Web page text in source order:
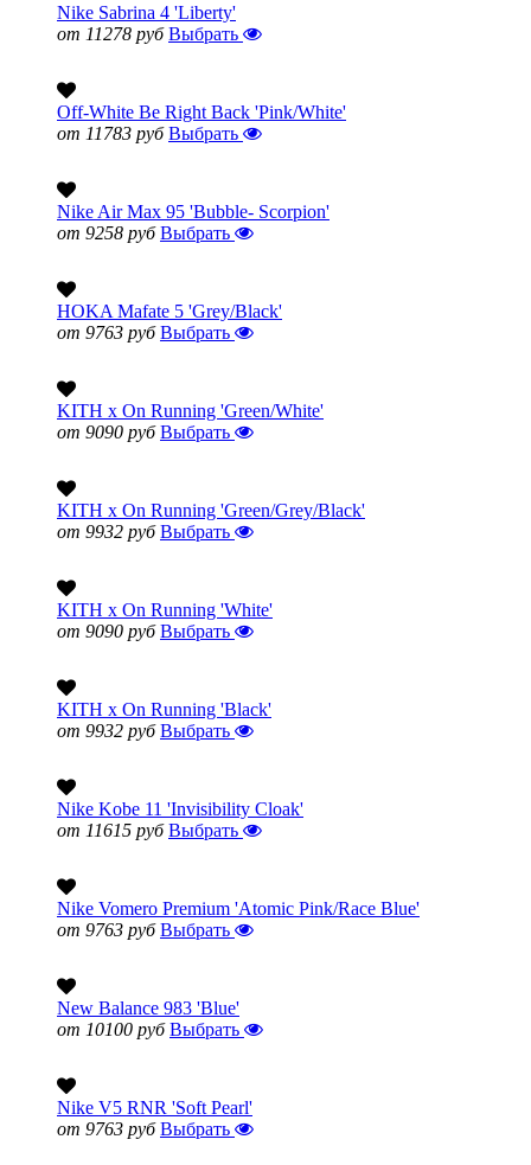
Nike Sabrina 4 'Liberty'
от 11278 руб Выбрать
Off-White Be Right Back 'Pink/White'
от 11783 руб Выбрать
Nike Air Max 95 'Bubble- Scorpion'
от 9258 руб Выбрать
HOKA Mafate 5 'Grey/Black'
от 9763 руб Выбрать
KITH x On Running 'Green/White'
от 9090 руб Выбрать
KITH x On Running 'Green/Grey/Black'
от 9932 руб Выбрать
KITH x On Running 'White'
от 9090 руб Выбрать
KITH x On Running 'Black'
от 9932 руб Выбрать
Nike Kobe 11 'Invisibility Cloak'
от 11615 руб Выбрать
Nike Vomero Premium 'Atomic Pink/Race Blue'
от 9763 руб Выбрать
New Balance 983 'Blue'
от 10100 руб Выбрать
Nike V5 RNR 'Soft Pearl'
от 9763 руб Выбрать